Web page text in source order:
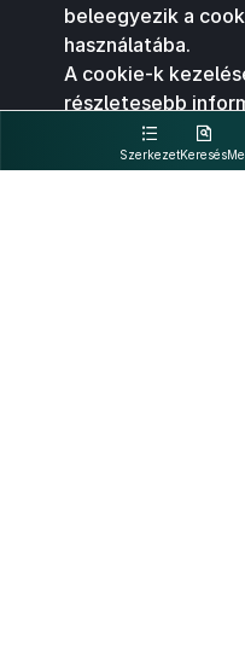
SzerkezetKeresés
beleegyezik a
használatába.
A cookie-k
részletesebb
kattintva olvashat.